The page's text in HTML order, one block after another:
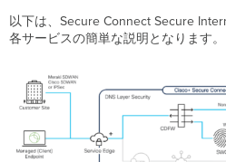
以下は、Secure Connect Secure
各サービスの簡単な説明となります。